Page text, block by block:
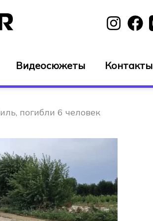
Видеосюжеты Контакты
погибли 6 человек